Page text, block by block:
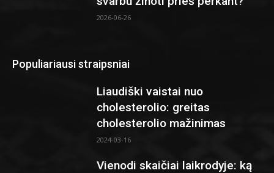
2026-06-26
Populiariausi straipsniai
Liaudiški vaistai nuo
cholesterolio: greitas
cholesterolio mažinimas
2024-03-16
Vienodi skaičiai laikrodyje: ką